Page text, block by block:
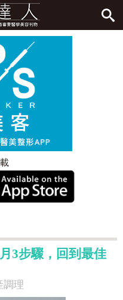
3步驟，回到最佳
調理